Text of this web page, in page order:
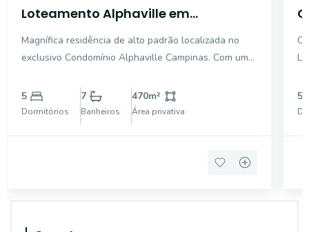
Loteamento Alphaville em
Magnífica residência de alto padrão localizada no
exclusivo Condomínio Alphaville Campinas. Com uma
este imóvel é perfeito para quem busca conforto,
5
Dormitórios
7
Banheiros
470m²
Área privativa
e
5